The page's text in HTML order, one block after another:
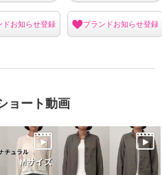
ドお知らせ登録 ブランドお知らせ登録
ョート動画